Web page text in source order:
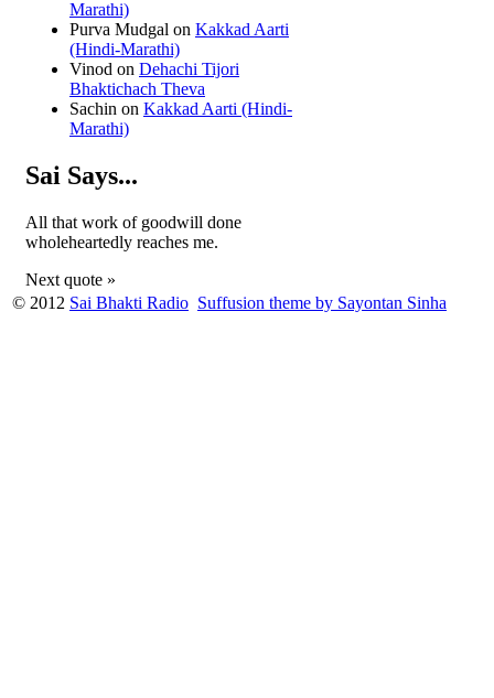
Marathi)
Purva Mudgal on Kakkad Aarti
(Hindi-Marathi)
Vinod on Dehachi Tijori
Bhaktichach Theva
Sachin on Kakkad Aarti (Hindi-
Marathi)
Sai Says...
All that work of goodwill done
wholeheartedly reaches me.
Next quote »
© 2012 Sai Bhakti Radio Suffusion theme by Sayontan Sinha